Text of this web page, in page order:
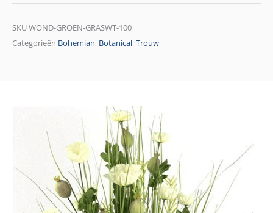
SKUWOND-GROEN-GRASWT-100
Categorieën Bohemian, Botanical,Trouw